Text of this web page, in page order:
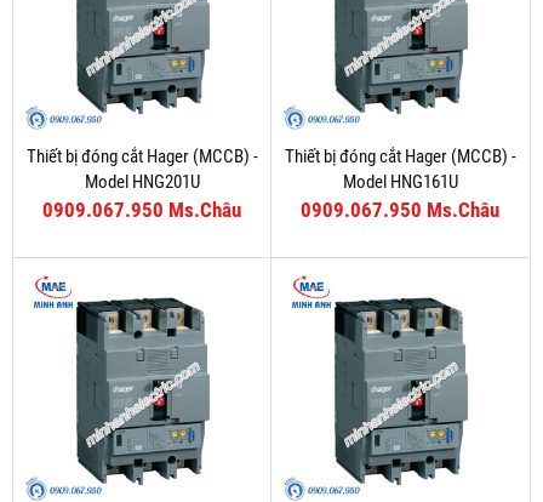
Thiết bị đóng cắt Hager (MCCB) -
Model HNG201U
0909.067.950 Ms.Châu
Thiết bị đóng cắt Hager (MCCB) -
Model HNG161U
0909.067.950 Ms.Châu